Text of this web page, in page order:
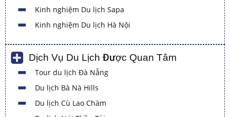
Kinh nghiệm Du lịch Sapa
Kinh nghiệm Du lịch Hà Nội
Dịch Vụ Du Lịch Được Quan Tâm
Tour du lịch Đà Nẵng
Du lịch Bà Nà Hills
Du lịch Cù Lao Chàm